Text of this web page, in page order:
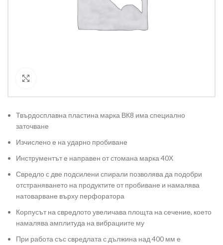
Твърдосплавна пластина марка ВК8 има специално
заточване
Изчислено е на ударно пробиване
Инструментът е направен от стомана марка 40Х
Свредло с две подсилени спирали позволява да подобри
отстраняването на продуктите от пробиване и намалява
натоварване върху перфоратора
Корпусът на свредлото увеличава площта на сечение, което
намалява амплитуда на вибрациите му
При работа със свредлата с дължина над 400 мм е